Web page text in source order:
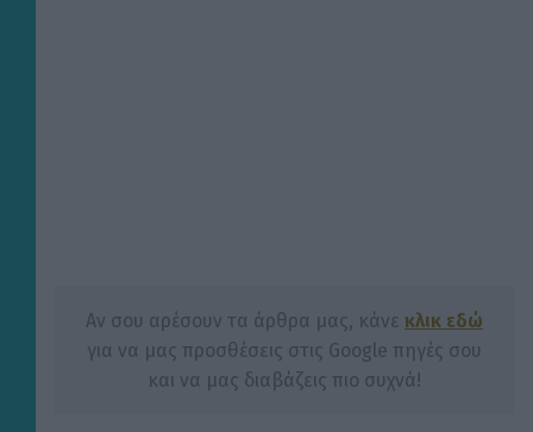
Αν σου αρέσουν τα άρθρα μας, κάνε κλικ εδώ
για να μας προσθέσεις στις Google πηγές σου
και να μας διαβάζεις πιο συχνά!